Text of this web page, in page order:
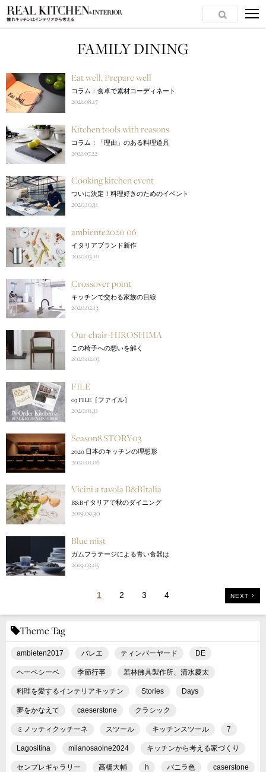
FAMILY DINING
Eat well, Prepare well
コラム：食卓で素材コーディネート
2021.08.17
Kitchen tools with reasons
コラム：「理由」のある料理道具
2021.07.22
Cooking kitchen event
ついに決定！料理好きのためのイベント
2020.10.31
ambiente2020 06
イタリアブランド新作
2020.03.10
Crossover point
キッチンで交わる家族の目線
2020.02.13
Our chair-HIROSHIMA
この椅子への想いを解く
2020.02.03
FILE
03 FILE［ファイル］
2020.01.31
Season8 STORY03
2020 日本のキッチンの理想形
2020.01.06
Vicini a tavola B&BItalia
B&Bイタリアで秋のダイニング
2019.09.30
Blue mist
ガムフラテージによる青い食器は
2019.03.05
1 2 3 4 NEXT
Theme Tag
ambieten2017 バレエ ティンバーヤード DE
ヘーベシーベ 季節行事 若林佛具製作所、清水慶太
料理を愛するインテリアキッチン Stories Days
夢をかなえて caeserstone クラシック
ミノッティクッチーネ スツール キッチンスツール 7
Lagositina milanosaolne2024 キッチンから考える家づくり
センプレギャラリー 高橋大輔 h バニラ色 caserstone